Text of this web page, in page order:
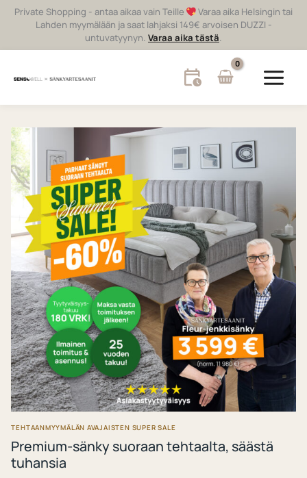
Siirry
sisältöön
Private Shopping - antaa aikaa vain Teille
Varaa aika Helsingin tai
Lahden myymälään ja saat lahjaksi 149€ arvoisen DUZZI -
untuvatyynyn. Varaa aika tästä.
TEHTAANMYYMÄLÄN AVAJAISTEN SUPER SALE
Premium-sänky suoraan tehtaalta, säästä
tuhansia